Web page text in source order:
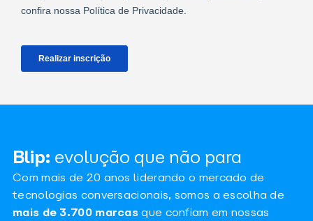
Blip: evolução que não para
Com mais de 20 anos liderando o mercado de
tecnologias conversacionais, somos a escolha de
mais de 3.700 marcasque confiam em nossas